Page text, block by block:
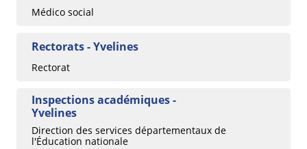
Médico social
Rectorats - Yvelines
Rectorat
Inspections académiques -
Yvelines
Direction des services départementaux de
l'Éducation nationale